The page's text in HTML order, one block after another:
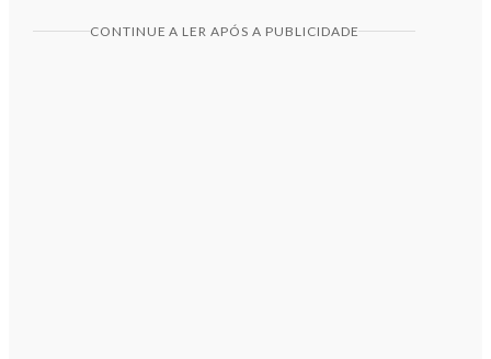
CONTINUE A LER APÓS A PUBLICIDADE